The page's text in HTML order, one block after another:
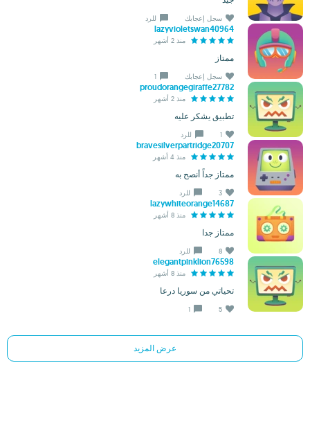
سجل إعجابك للرد
lazyvioletswan40964
منذ 2 أشهر
ممتاز
سجل إعجابك 1
proudorangegiraffe27782
منذ 2 أشهر
تطبيق يشكر عليه
1 للرد
bravesilverpartridge20707
منذ 4 أشهر
ممتاز جداً أنصح به
3 للرد
lazywhiteorange14687
منذ 8 أشهر
ممتاز جدا
8 للرد
elegantpinklion76598
منذ 8 أشهر
تحياتي من سوريا درعا
5
1
عرض المزيد